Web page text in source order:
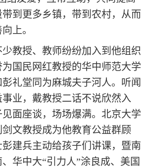
到更多乡镇，带到农村，从而
上。
教授、教师纷纷加入到他组织
国民网红教授的华中师范大学
礼堂同为麻城夫子河人。听闻
业，戴教授二话不说欣然入
面座谈，场场爆满。北京大学
文教授成为他教育公益群顾
建兵主动给孩子们讲课，暨南
华中大“引力人”涂良成、美国